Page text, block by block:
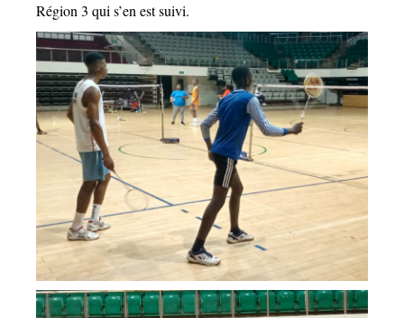
Région 3 qui s’en est suivi.